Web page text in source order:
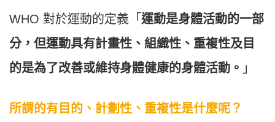
WHO 對於運動的定義「 運動是身體活動的一部
分，但運動具有計畫性、組織性、重複性及目
的是為了改善或維持身體健康的身體活動。 」
所謂的有目的、計劃性、重複性是什麼呢？